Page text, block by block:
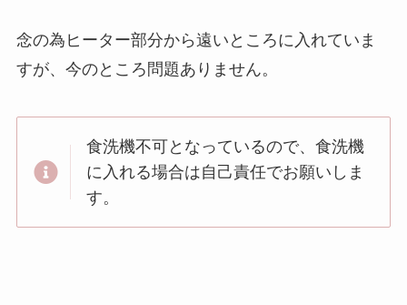
念の為ヒーター部分から遠いところに入れていま
すが、今のところ問題ありません。
食洗機不可となっているので、食洗機
に入れる場合は自己責任でお願いしま
す。